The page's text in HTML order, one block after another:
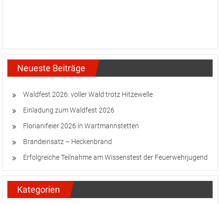
Neueste Beiträge
Waldfest 2026: voller Wald trotz Hitzewelle
Einladung zum Waldfest 2026
Florianifeier 2026 in Wartmannstetten
Brandeinsatz – Heckenbrand
Erfolgreiche Teilnahme am Wissenstest der Feuerwehrjugend
Kategorien